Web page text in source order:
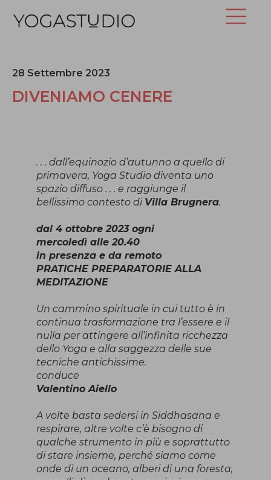
28 Settembre 2023
DIVENIAMO CENERE
. . . dall’equinozio d’autunno a quello di
primavera, Yoga Studio diventa uno
spazio diffuso . . . e raggiunge il
bellissimo contesto di Villa Brugnera.
dal 4 ottobre 2023 ogni
mercoledì alle 20.40
in presenza e da remoto
PRATICHE PREPARATORIE ALLA
MEDITAZIONE
Un cammino spirituale in cui tutto è in
continua trasformazione tra l’essere e il
nulla per attingere all’infinita ricchezza
dello Yoga e alla saggezza delle sue
tecniche antichissime.
conduce
Valentino Aiello
A volte basta sedersi in Siddhasana e
respirare, altre volte c’è bisogno di
qualche strumento in più e soprattutto
di stare insieme, perché siamo come
onde di un oceano, alberi di una foresta,